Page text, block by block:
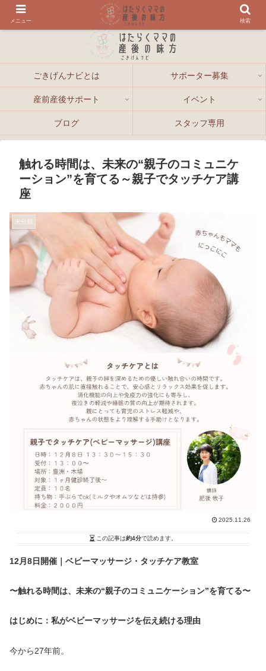
ごきげんナビとは サポーター募集
産前産後サポート イベント
ブログ スタッフ専用
触れる時間は、未来の“親子のコミュニケ
ーション”を育てる～親子でタッチケア講
座
未分類
2025.11.26
この記事は約4分で読めます。
12月8日開催｜ベビーマッサージ・タッチケア教室
〜触れる時間は、未来の“親子のコミュニケーション”を育てる〜
はじめに：私がベビーマッサージを伝え続ける理由
今から27年前。
メニュー 検索